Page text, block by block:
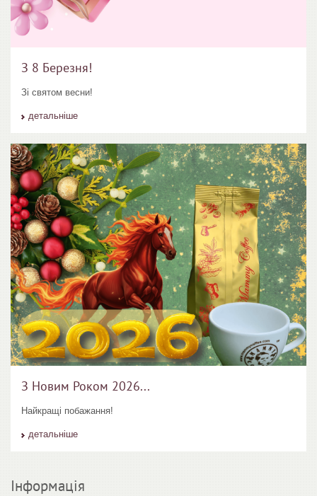
З 8 Березня!
Зі святом весни!
детальніше
З Новим Роком 2026...
Найкращі побажання!
детальніше
Інформація